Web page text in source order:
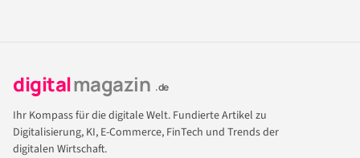
digitalmagazin .de
Ihr Kompass für die digitale Welt. Fundierte Artikel zu
Digitalisierung, KI, E-Commerce, FinTech und Trends der
digitalen Wirtschaft.